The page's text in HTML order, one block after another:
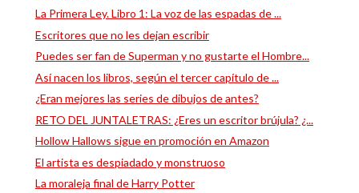
La Primera Ley. Libro 1: La voz de las espadas de ...
Escritores que no les dejan escribir
Puedes ser fan de Superman y no gustarte el Hombre...
Así nacen los libros, según el tercer capítulo de ...
¿Eran mejores las series de dibujos de antes?
RETO DEL JUNTALETRAS: ¿Eres un escritor brújula? ¿...
Hollow Hallows sigue en promoción en Amazon
El artista es despiadado y monstruoso
La moraleja final de Harry Potter